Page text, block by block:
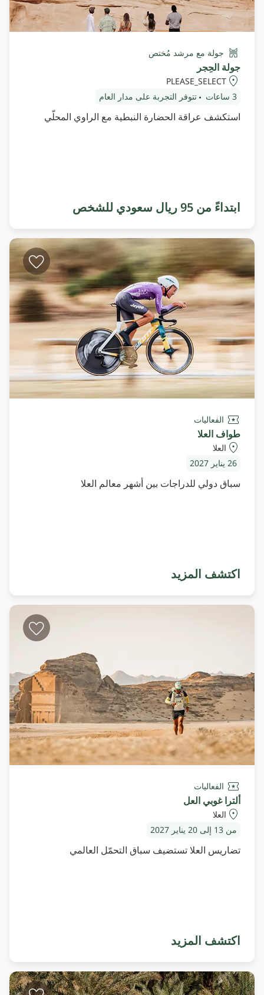
جولة مع مرشد مُختص
جولة الحِجر
PLEASE_SELECT
3 ساعات
تتوفر التجربة على مدار العام
استكشف عراقة الحضارة النبطية مع الراوي المحلّي
ابتداءً من 95 ريال سعودي للشخص
الفعاليات
طواف العلا
العلا
26 يناير 2027
سباق دولي للدراجات بين أشهر معالم العلا
اكتشف المزيد
الفعاليات
ألترا غوبي العل
العلا
من 13 إلى 20 يناير 2027
تضاريس العلا تستضيف سباق التحمّل العالمي
اكتشف المزيد